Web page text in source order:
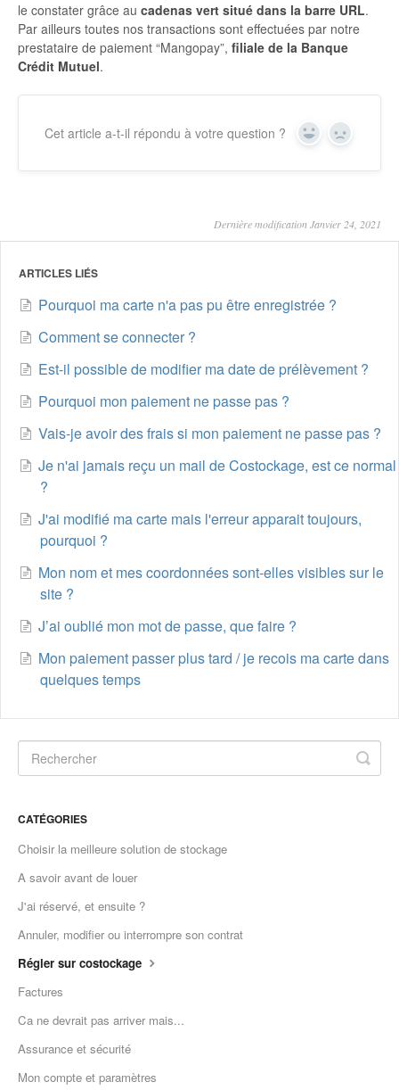
le constater grâce au cadenas vert situé dans la barre URL.
Par ailleurs toutes nos transactions sont effectuées par notre
prestataire de paiement “Mangopay”, filiale de la Banque
Crédit Mutuel.
Cet article a-t-il répondu à votre question ? Yes No
Dernière modification Janvier 24, 2021
ARTICLES LIÉS
Pourquoi ma carte n'a pas pu être enregistrée ?
Comment se connecter ?
Est-il possible de modifier ma date de prélèvement ?
Pourquoi mon paiement ne passe pas ?
Vais-je avoir des frais si mon paiement ne passe pas ?
Je n'ai jamais reçu un mail de Costockage, est ce normal
?
J'ai modifié ma carte mais l'erreur apparait toujours,
pourquoi ?
Mon nom et mes coordonnées sont-elles visibles sur le
site ?
J’ai oublié mon mot de passe, que faire ?
Mon paiement passer plus tard / je recois ma carte dans
quelques temps
CATÉGORIES
Choisir la meilleure solution de stockage
A savoir avant de louer
J'ai réservé, et ensuite ?
Annuler, modifier ou interrompre son contrat
Régler sur costockage
Factures
Ca ne devrait pas arriver mais...
Assurance et sécurité
Mon compte et paramètres